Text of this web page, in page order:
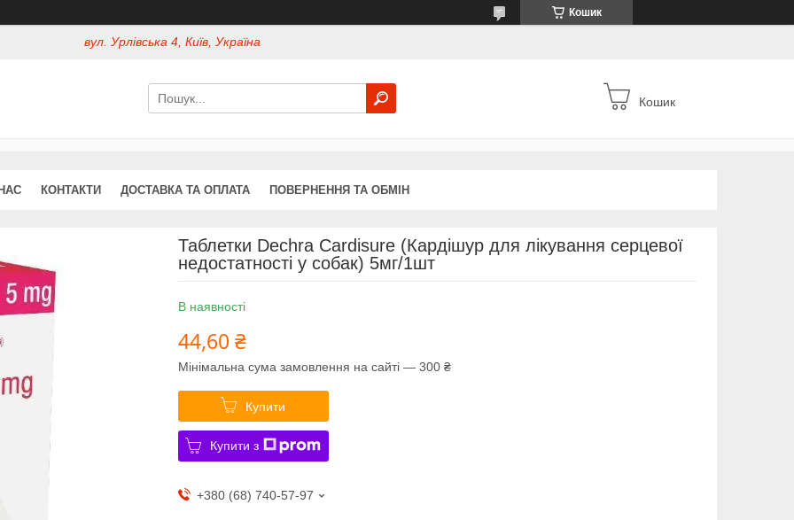
Кошик
вул. Урлівська 4, Київ, Україна
Кошик
КОНТАКТИ ДОСТАВКА ТА ОПЛАТА ПОВЕРНЕННЯ ТА ОБМІН
Таблетки Dechra Cardisure (Кардішур для лікування серцевої
недостатності у собак) 5мг/1шт
В наявності
44,60 ₴
Мінімальна сума замовлення на сайті — 300 ₴
Купити
Купити з
+380 (68) 740-57-97